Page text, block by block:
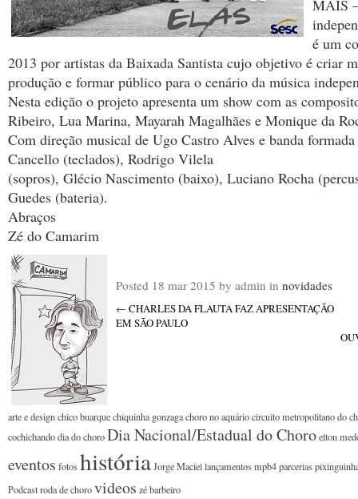
MAIS
é um
2013 por artistas da Baixada Santista cujo objetivo é criar
produção e formar público para o cenário da música
Nesta edição o projeto apresenta um show com as
Ribeiro, Lua Marina, Mayarah Magalhães e Monique da
Com direção musical de Ugo Castro Alves e banda
Cancello (teclados), Rodrigo Vilela
(sopros), Glécio Nascimento (baixo), Luciano Rocha
Guedes (bateria).
Abraços
Zé do Camarim
Posted 18 mar 2015 by admin in novidades
← CHARLES DA FLAUTA FAZ APRESENTAÇÃO
EM SÃO PAULO
arte e designchico buarquechiquinha gonzagachoro no aquáriocircuito metropolitano do
cochichandodia do choroDia Nacional/Estadual do Choroelton
eventos fotoshistóriaJorge Maciellançamentosmpb4parcerias
Podcastroda de chorovideos zé barbeiro